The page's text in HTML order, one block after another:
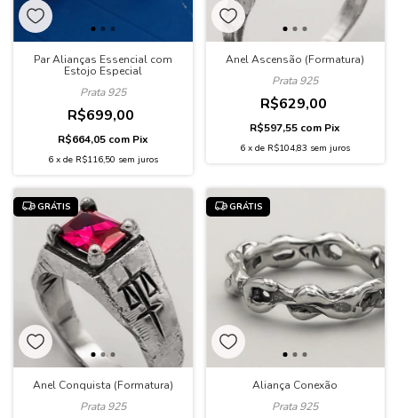
Par Alianças Essencial com
Estojo Especial
Prata 925
R$699,00
R$664,05 com Pix
6 x de R$116,50 sem juros
Anel Ascensão (Formatura)
Prata 925
R$629,00
R$597,55 com Pix
6 xde R$104,83 sem juros
GRÁTIS
Anel Conquista (Formatura)
Prata 925
GRÁTIS
Aliança Conexão
Prata 925